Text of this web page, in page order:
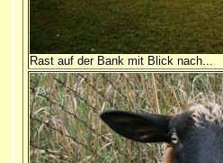
Rast auf der Bank mit Blick nach...